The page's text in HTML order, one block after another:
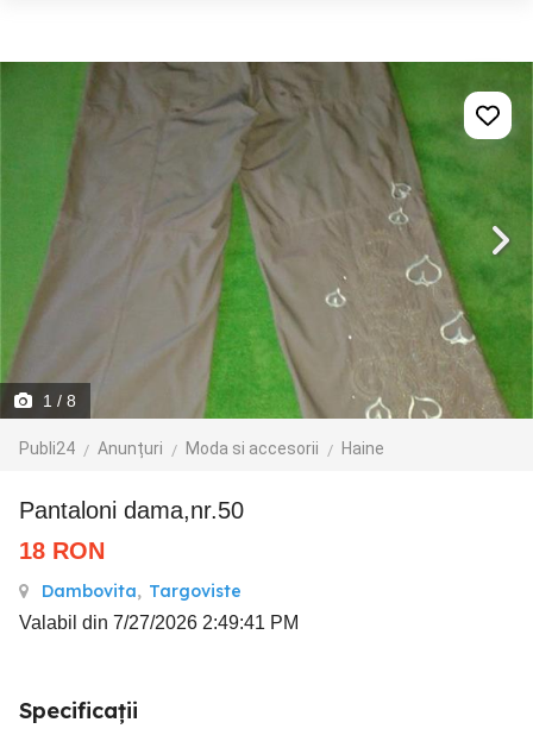
1 / 8
Publi24 Anunțuri Moda si accesorii Haine
pantaloni dama,nr.50
18 RON
Dambovita, Targoviste
Valabil din 7/27/2026 2:49:41 PM
Specificații